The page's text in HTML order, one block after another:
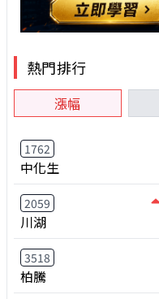
熱門排行
漲幅
1762
中化生
2059
川湖
3518
柏騰